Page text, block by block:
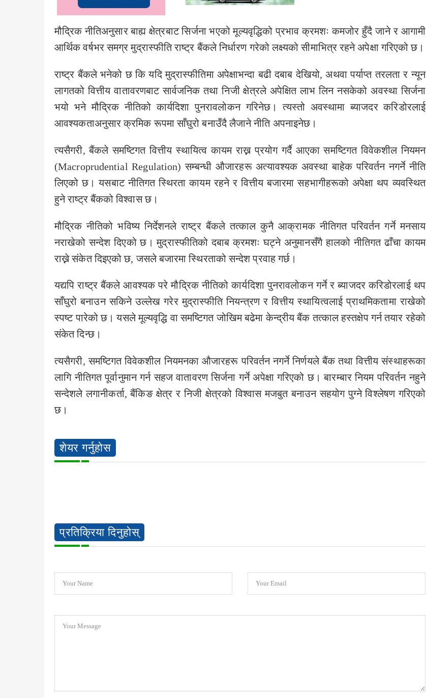
मौद्रिक नीतिअनुसार बाह्य क्षेत्रबाट सिर्जना भएको मूल्यवृद्धिको प्रभाव क्रमशः कमजोर हुँदै जाने र आगामी
आर्थिक वर्षभर समग्र मुद्रास्फीति राष्ट्र बैंकले निर्धारण गरेको लक्ष्यको सीमाभित्र रहने अपेक्षा गरिएको छ।
राष्ट्र बैंकले भनेको छ कि यदि मुद्रास्फीतिमा अपेक्षाभन्दा बढी दबाब देखियो, अथवा पर्याप्त तरलता र न्यून
लागतको वित्तीय वातावरणबाट सार्वजनिक तथा निजी क्षेत्रले अपेक्षित लाभ लिन नसकेको अवस्था सिर्जना
भयो भने मौद्रिक नीतिको कार्यदिशा पुनरावलोकन गरिनेछ। त्यस्तो अवस्थामा ब्याजदर करिडोरलाई
आवश्यकताअनुसार क्रमिक रूपमा साँघुरो बनाउँदै लैजाने नीति अपनाइनेछ।
त्यसैगरी, बैंकले समष्टिगत वित्तीय स्थायित्व कायम राख्न प्रयोग गर्दै आएका समष्टिगत विवेकशील नियमन
(Macroprudential Regulation) सम्बन्धी औजारहरू अत्यावश्यक अवस्था बाहेक परिवर्तन नगर्ने नीति
लिएको छ। यसबाट नीतिगत स्थिरता कायम रहने र वित्तीय बजारमा सहभागीहरूको अपेक्षा थप व्यवस्थित
हुने राष्ट्र बैंकको विश्वास छ।
मौद्रिक नीतिको भविष्य निर्देशनले राष्ट्र बैंकले तत्काल कुनै आक्रामक नीतिगत परिवर्तन गर्ने मनसाय
नराखेको सन्देश दिएको छ। मुद्रास्फीतिको दबाब क्रमशः घट्ने अनुमानसँगै हालको नीतिगत ढाँचा कायम
राख्ने संकेत दिइएको छ, जसले बजारमा स्थिरताको सन्देश प्रवाह गर्छ।
यद्यपि राष्ट्र बैंकले आवश्यक परे मौद्रिक नीतिको कार्यदिशा पुनरावलोकन गर्ने र ब्याजदर करिडोरलाई थप
साँघुरो बनाउन सकिने उल्लेख गरेर मुद्रास्फीति नियन्त्रण र वित्तीय स्थायित्वलाई प्राथमिकतामा राखेको
स्पष्ट पारेको छ। यसले मूल्यवृद्धि वा समष्टिगत जोखिम बढेमा केन्द्रीय बैंक तत्काल हस्तक्षेप गर्न तयार रहेको
संकेत दिन्छ।
त्यसैगरी, समष्टिगत विवेकशील नियमनका औजारहरू परिवर्तन नगर्ने निर्णयले बैंक तथा वित्तीय संस्थाहरूका
लागि नीतिगत पूर्वानुमान गर्न सहज वातावरण सिर्जना गर्ने अपेक्षा गरिएको छ। बारम्बार नियम परिवर्तन नहुने
सन्देशले लगानीकर्ता, बैंकिङ क्षेत्र र निजी क्षेत्रको विश्वास मजबुत बनाउन सहयोग पुग्ने विश्लेषण गरिएको
छ।
शेयर गर्नुहोस
प्रतिक्रिया दिनुहोस्
Your Name Your Email
Your Message